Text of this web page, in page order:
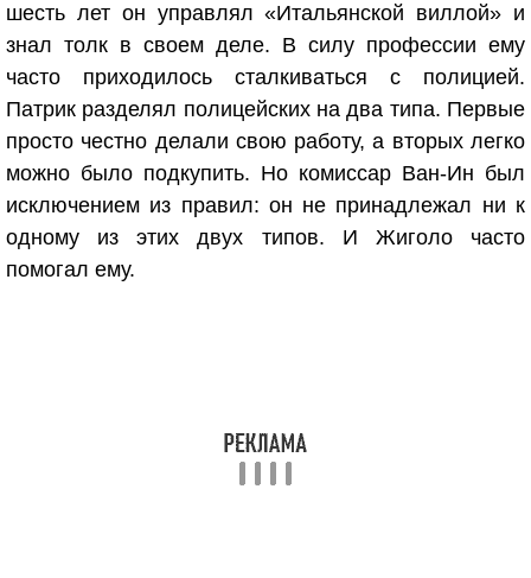
шесть лет он управлял «Итальянской виллой» и
знал толк в своем деле. В силу профессии ему
часто приходилось сталкиваться с полицией.
Патрик разделял полицейских на два типа. Первые
просто честно делали свою работу, а вторых легко
можно было подкупить. Но комиссар Ван-Ин был
исключением из правил: он не принадлежал ни к
одному из этих двух типов. И Жиголо часто
помогал ему.